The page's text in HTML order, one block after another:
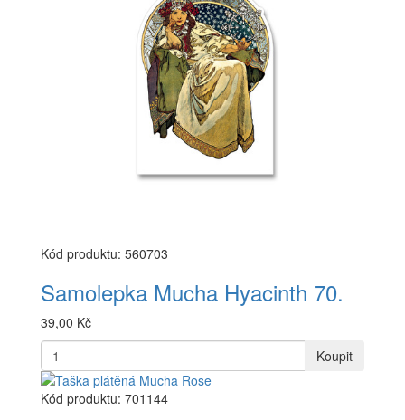
Kód produktu: 560703
Samolepka Mucha Hyacinth 70.
39,00 Kč
Koupit
Kód produktu: 701144